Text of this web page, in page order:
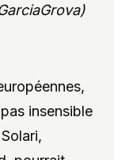
insensible